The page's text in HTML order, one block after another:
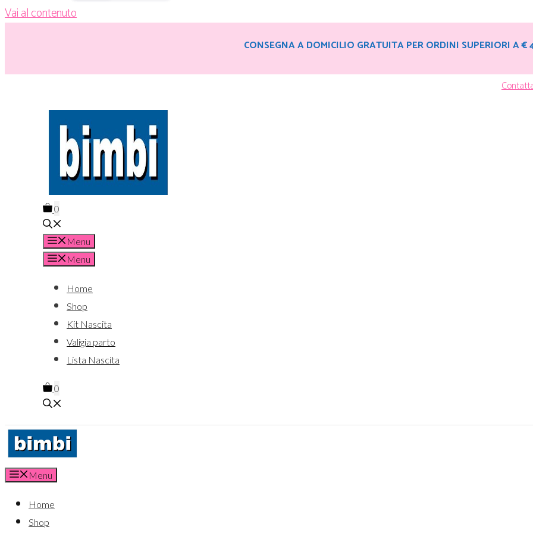
Vai al contenuto
CONSEGNA A DOMICILIO GRATUITA PER ORDINI SUPERIORI A €
0
Menu
Menu
Home
Shop
Kit Nascita
Valigia parto
Lista Nascita
0
Menu
Home
Shop